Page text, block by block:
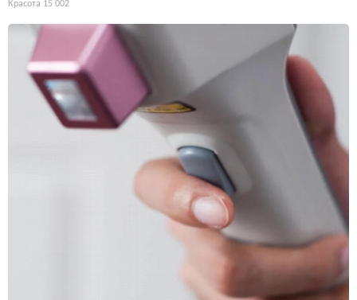
Красота 15 002